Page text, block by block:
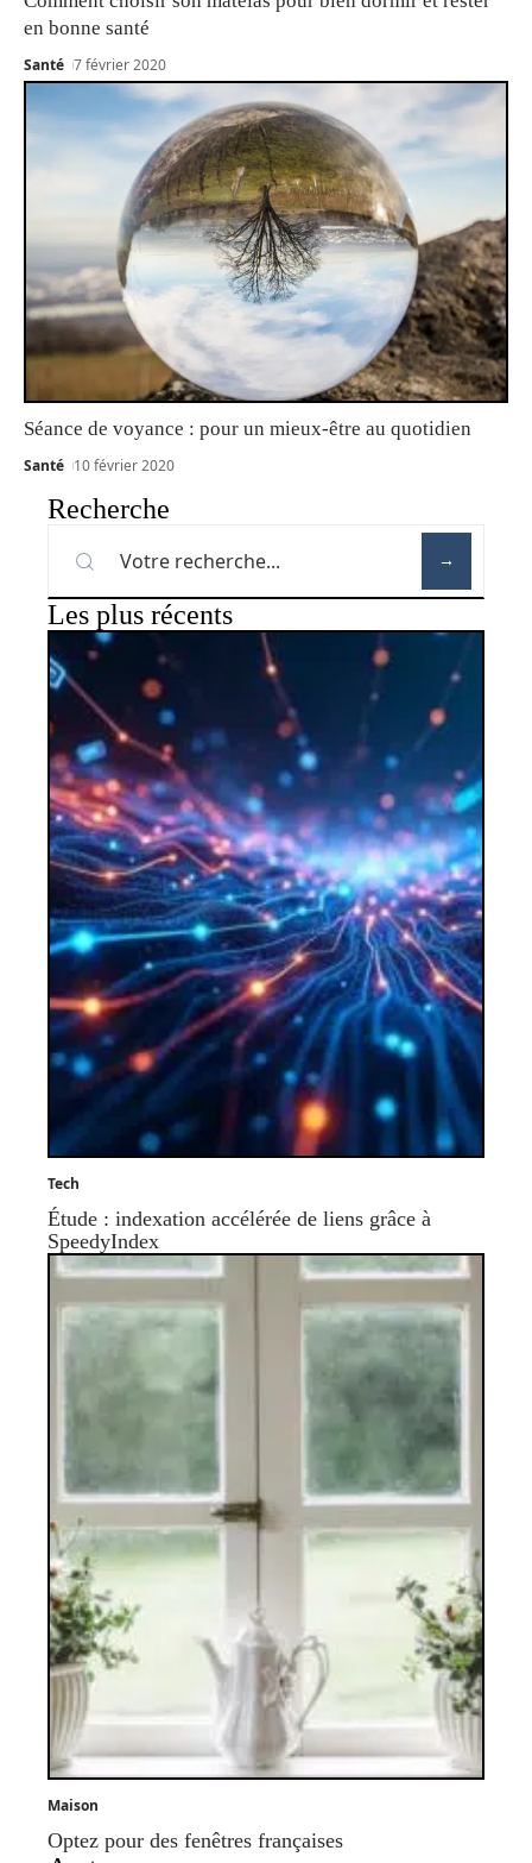
en bonne santé
Santé 7 février 2020
Séance de voyance : pour un mieux-être au quotidien
Santé 10 février 2020
Recherche
Les plus récents
Tech
Étude : indexation accélérée de liens grâce à
SpeedyIndex
Maison
Optez pour des fenêtres françaises